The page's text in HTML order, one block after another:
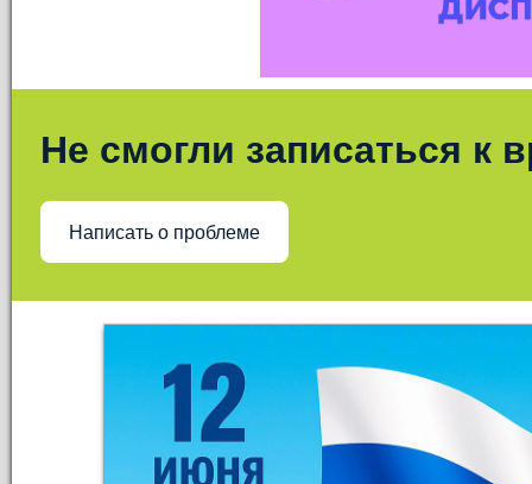
Не смогли записаться к
Написать о проблеме